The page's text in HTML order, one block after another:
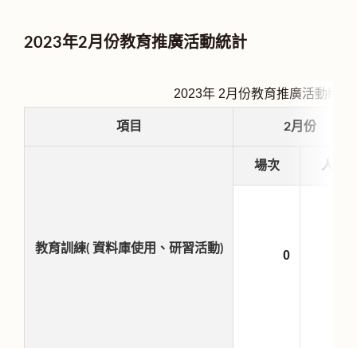
2023年2月份教育推廣活動統計
2023年 2月份教育推廣活動統計
項目 2月份
教育訓練( 資料庫使用、研習活動)
場次 人
0